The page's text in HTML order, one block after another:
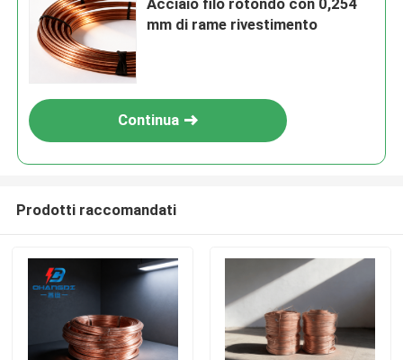
Acciaio filo rotondo con 0,254
mm di rame rivestimento
Continua
Prodotti raccomandati